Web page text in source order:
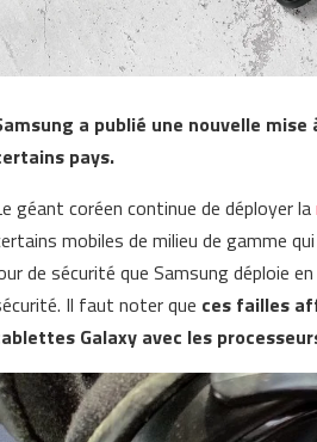
a publié une nouvelle
pays.
géant coréen continue de déployer la
mobiles de milieu de gamme
de sécurité que Samsung déploie
Il faut noter que ces failles
Galaxy avec les